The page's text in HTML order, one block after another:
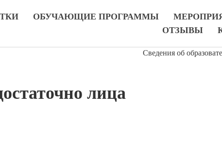
ОБУЧАЮЩИЕ ПРОГРАММЫ
ОТЗЫВЫ
Сведения об
лица